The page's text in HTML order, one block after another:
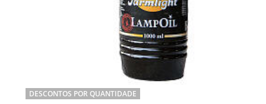
DESCONTOS POR QUANTIDADE